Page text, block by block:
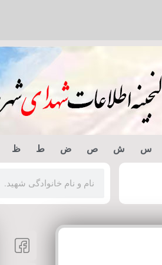
س ش ص ض ط ظ